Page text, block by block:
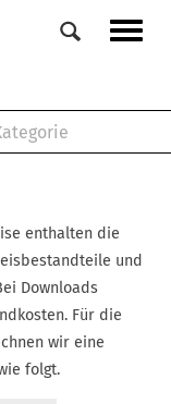
E-Broschüre
Checklisten (PDF)
Broschüre
Buch
enthalten die
und
Downloads
Für die
wir eine
folgt.